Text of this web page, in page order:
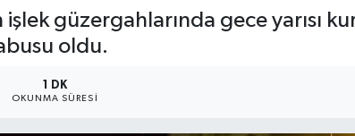
işlek güzergahlarında gece yarısı
oldu.
1 DK
OKUNMA SÜRESI